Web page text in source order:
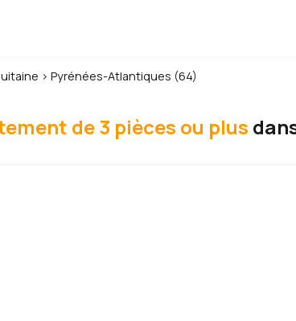
›Pyrénées-Atlantiques (64)
de 3 pièces ou plus